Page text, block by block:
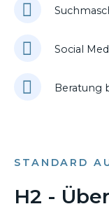
Social
Beratung
STANDARD
H2 -